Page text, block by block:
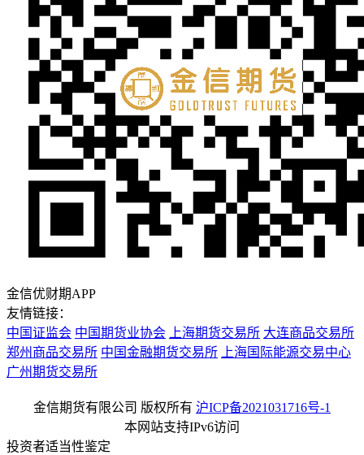
金信优财期APP
友情链接：
中国证监会 中国期货业协会 上海期货交易所 大连商品交易所
郑州商品交易所 中国金融期货交易所
上海国际能源交易中心
广州期货交易所
金信期货有限公司 版权所有 沪ICP备2021031716号-1
本网站支持IPv6访问
投资者适当性鉴定